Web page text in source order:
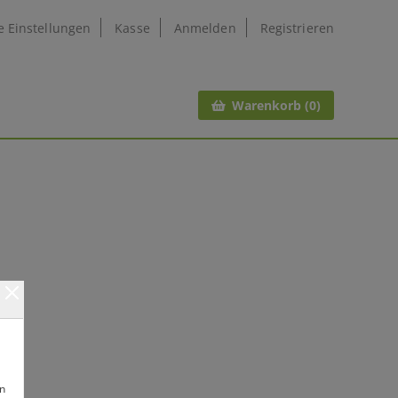
Einstellungen Kasse Anmelden Registrieren
Warenkorb (0)